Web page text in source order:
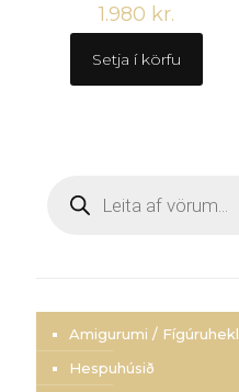
1.980 kr.
Setja í körfu
search
Amigurumi / Fígúruhekl
Hespuhúsið